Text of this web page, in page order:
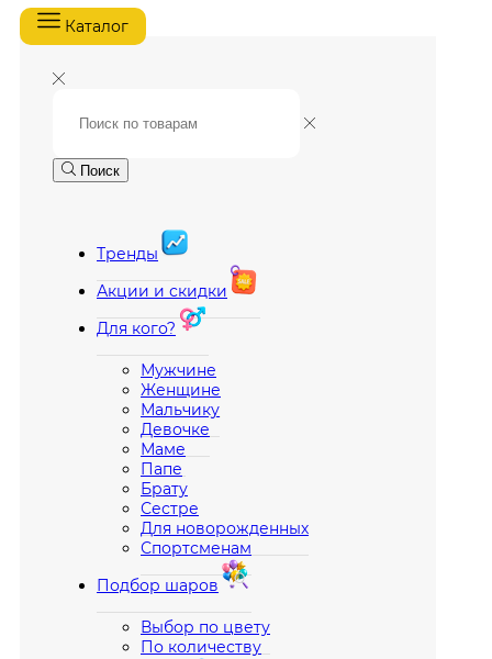
Каталог
Поиск
Тренды
Акции и скидки
Для кого?
Мужчине
Женщине
Мальчику
Девочке
Маме
Папе
Брату
Сестре
Для новорожденных
Спортсменам
Подбор шаров
Выбор по цвету
По количеству